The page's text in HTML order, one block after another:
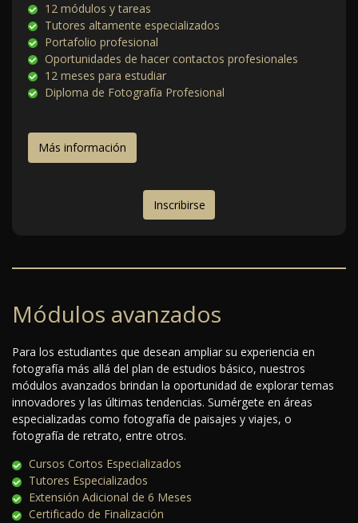
12 módulos y tareas
Tutores altamente especializados
Portafolio profesional
Oportunidades de hacer contactos profesionales
12 meses para estudiar
Diploma de Fotografía Profesional
Más información
Inscribirse
Módulos avanzados
Para los estudiantes que desean ampliar su experiencia en
fotografía más allá del plan de estudios básico, nuestros
módulos avanzados brindan la oportunidad de explorar temas
innovadores y las últimas tendencias. Sumérgete en áreas
especializadas como fotografía de paisajes y viajes, o
fotografía de retrato, entre otros.
Cursos Cortos Especializados
Tutores Especializados
Extensión Adicional de 6 Meses
Certificado de Finalización